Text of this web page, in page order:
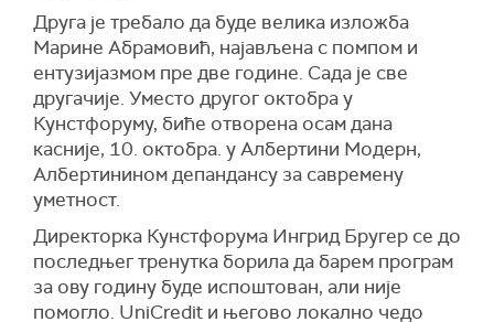
Друга је требало да буде велика изложба
Марине Абрамовић, најављена с помпом и
ентузијазмом пре две године. Сада је све
другачије. Уместо другог октобра у
Кунстфоруму, биће отворена осам дана
касније, 10. октобра. у Албертини Модерн,
Албертинином депандансу за савремену
уметност.
Директорка Кунстфорума Ингрид Бругер се до
последњег тренутка борила да барем програм
за ову годину буде испоштован, али није
помогло. UniCredit и његово локално чедо